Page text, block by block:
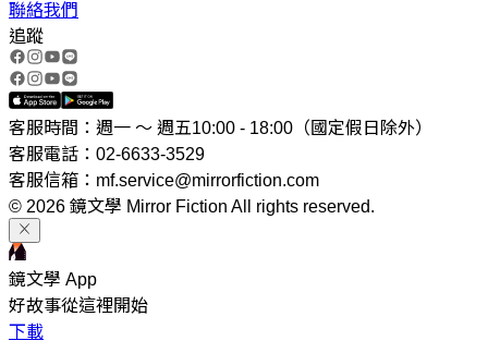
聯絡我們
追蹤
客服時間：週一 ～ 週五10:00 - 18:00（國定假日除外）
客服電話：02-6633-3529
客服信箱：mf.service@mirrorfiction.com
© 2026 鏡文學 Mirror Fiction All rights reserved.
鏡文學 App
好故事從這裡開始
下載